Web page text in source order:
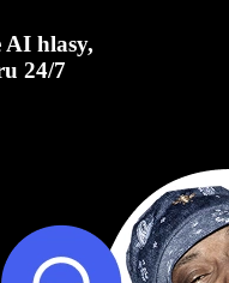
AI hlasy,
24/7